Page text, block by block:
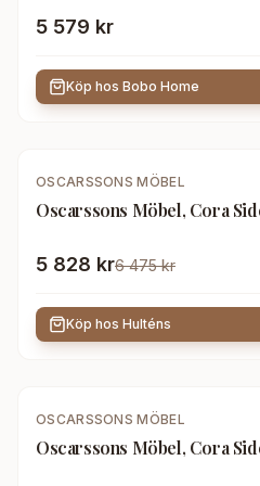
5 579 kr
Köp hos Bobo Home
-10%
OSCARSSONS MÖBEL
Oscarssons Möbel, Cora
5 828 kr6 475 kr
Köp hos Hulténs
-10%
OSCARSSONS MÖBEL
Oscarssons Möbel, Cora